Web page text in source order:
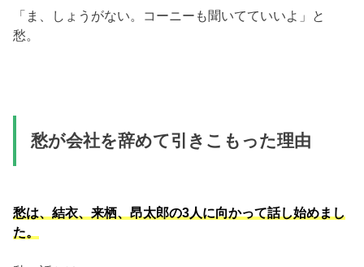
「ま、しょうがない。コーニーも聞いてていいよ」と
愁。
愁が会社を辞めて引きこもった理由
愁は、結衣、来栖、昂太郎の3人に向かって話し始めまし
た。